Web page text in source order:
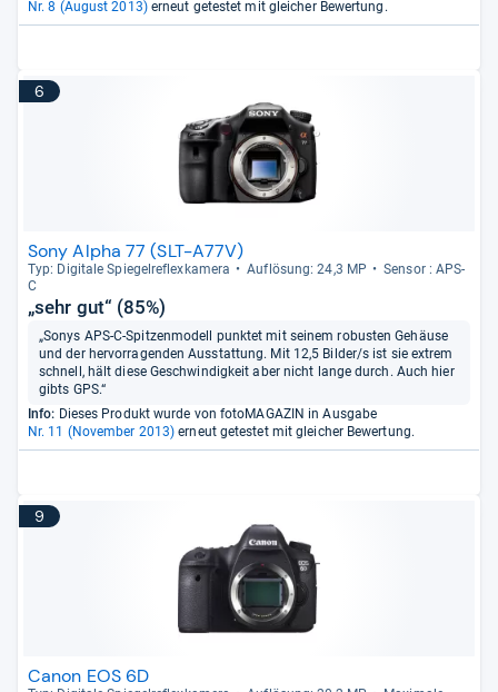
Nr. 8 (August 2013)erneut getestet mit gleicher Bewertung.
6
Sony Alpha 77 (SLT-A77V)
Typ: Digi­tale Spie­gel­re­flex­ka­mera Auf­lö­sung: 24,3 MP
Sen­sor : APS-​
C
„sehr gut“ (85%)
„Sonys APS-C-Spitzenmodell punktet mit seinem robusten Gehäuse
und der hervorragenden Ausstattung. Mit 12,5 Bilder/s ist sie extrem
schnell, hält diese Geschwindigkeit aber nicht lange durch. Auch hier
gibts GPS.“
Info: Dieses Produkt wurde von fotoMAGAZIN in Ausgabe
Nr. 11 (November 2013) erneut getestet mit gleicher Bewertung.
9
Canon EOS 6D